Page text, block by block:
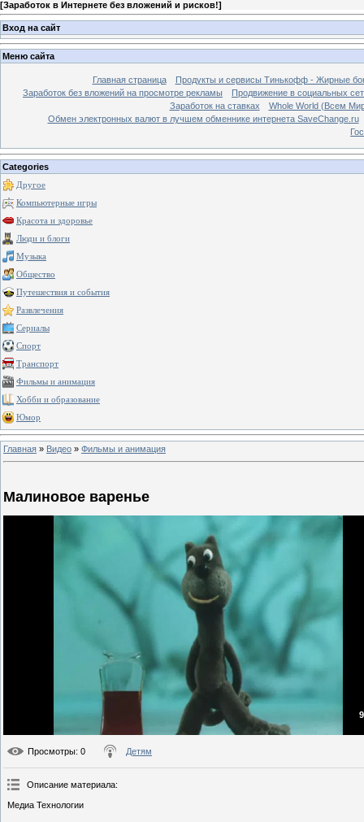
[Заработок в Интернете без вложений и рисков!]
Вход на сайт
Меню сайта
Главная страница
Продукты и сервисы Тинькофф - Жирные
Заработок без вложений на просмотре рекламы
Продвижение в социальных
Заработок на ставках
Whole World (Всем
Обмен электронных валют в лучшем обменнике интернета SaveChange.ru
Categories
Другое
Компьютерные игры
Красота и здоровье
Люди и блоги
Музыка
Общество
Путешествия и события
Развлечения
Сериалы
Спорт
Транспорт
Фильмы и анимация
Хобби и образование
Юмор
Главная » Видео » Фильмы и анимация
Малиновое варенье
Просмотры: 0 Детям
Описание материала:
Медиа Технологии